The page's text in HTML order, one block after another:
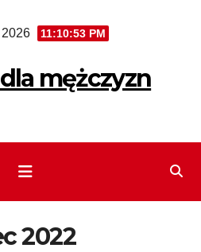
2026 11:10:54 PM
mężczyzn
2022